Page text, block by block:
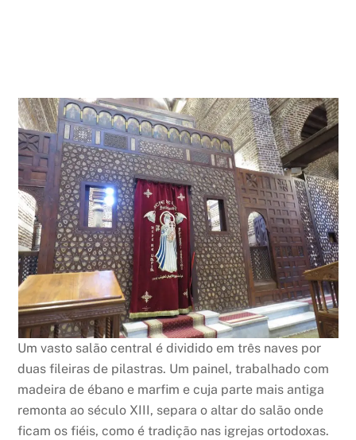
Um vasto salão central é dividido em três naves por
duas fileiras de pilastras. Um painel, trabalhado com
madeira de ébano e marfim e cuja parte mais antiga
remonta ao século XIII, separa o altar do salão onde
ficam os fiéis, como é tradição nas igrejas ortodoxas.